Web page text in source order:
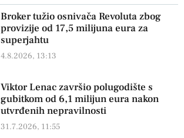
Broker tužio osnivača Revoluta zbog
provizije od 17,5 milijuna eura za
superjahtu
4.8.2026, 13:13
Viktor Lenac završio polugodište s
gubitkom od 6,1 milijun eura nakon
utvrđenih nepravilnosti
31.7.2026, 11:55